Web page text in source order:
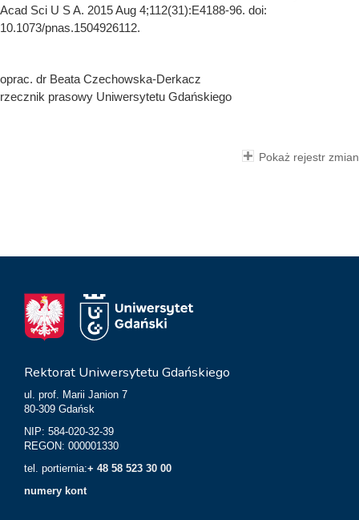
Acad Sci U S A. 2015 Aug 4;112(31):E4188-96. doi:
10.1073/pnas.1504926112.
oprac. dr Beata Czechowska-Derkacz
rzecznik prasowy Uniwersytetu Gdańskiego
Pokaż rejestr zmian
Rektorat Uniwersytetu Gdańskiego
ul. prof. Marii Janion 7
80-309 Gdańsk
NIP: 584-020-32-39
REGON: 000001330
tel. portiernia:+ 48 58 523 30 00
numery kont